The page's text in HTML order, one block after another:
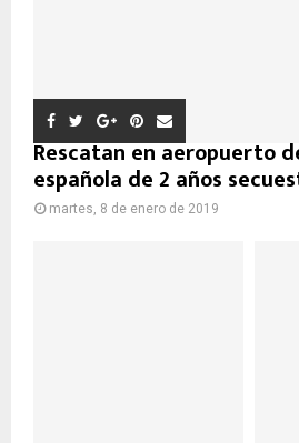
Rescatan en aeropuerto
española de 2 años
martes, 8 de enero de 2019